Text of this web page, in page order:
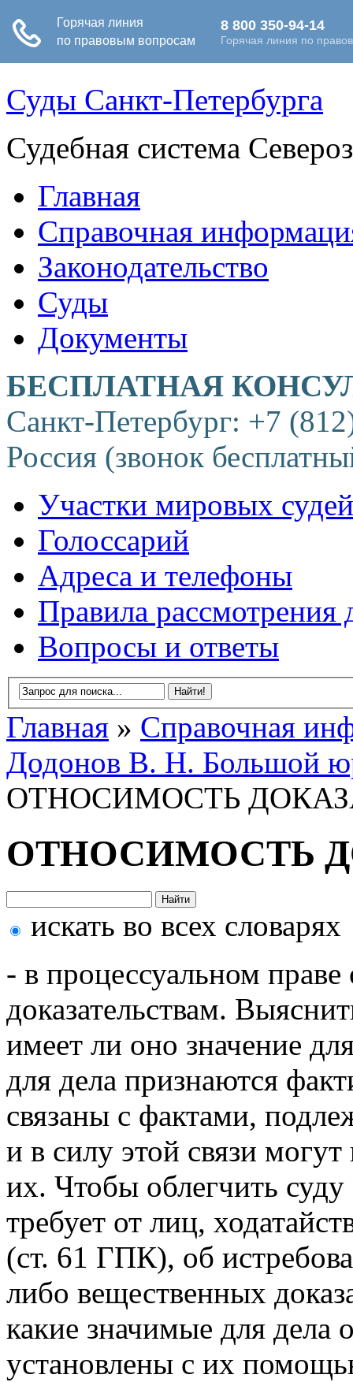
Суды Санкт-Петербурга
Судебная система
Главная
Справочная
Законодательство
Суды
Документы
БЕСПЛАТНАЯ
Санкт-Петербург: +7
Россия (звонок
Участки мировых судей
Голоссарий
Адреса и телефоны
Правила рассмотрения
Вопросы и ответы
Главная » Справочная
Додонов В. Н. Большой
ОТНОСИМОСТЬ
ОТНОСИМОСТЬ
искать во всех словарях
- в процессуальном
доказательствам.
имеет ли оно значение
для дела признаются
связаны с фактами,
и в силу этой связи
их. Чтобы облегчить
требует от лиц,
(ст. 61 ГПК), об
либо вещественных
какие значимые для дела
установлены с их